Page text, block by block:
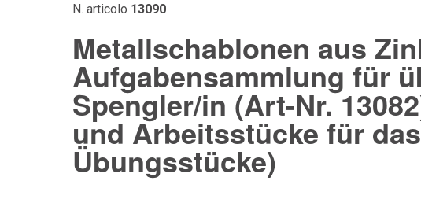
N. articolo 13090
Metallschablonen aus
Aufgabensammlung für
Spengler/in (Art-Nr.
und Arbeitsstücke für
Übungsstücke)